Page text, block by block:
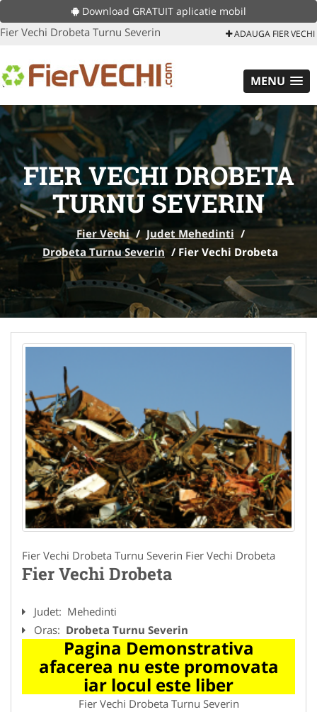
Download GRATUIT aplicatie mobil
Fier Vechi Drobeta Turnu Severin ADAUGA FIER VECHI
MENU
FIER VECHI DROBETA
TURNU SEVERIN
Fier Vechi / Judet Mehedinti /
Drobeta Turnu Severin / Fier Vechi Drobeta
Fier Vechi Drobeta Turnu Severin Fier Vechi Drobeta
Fier Vechi Drobeta
Judet: Mehedinti
Oras: Drobeta Turnu Severin
Pagina Demonstrativa
afacerea nu este promovata
iar locul este liber
Fier Vechi Drobeta Turnu Severin